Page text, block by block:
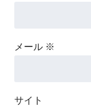
メール ※
サイト